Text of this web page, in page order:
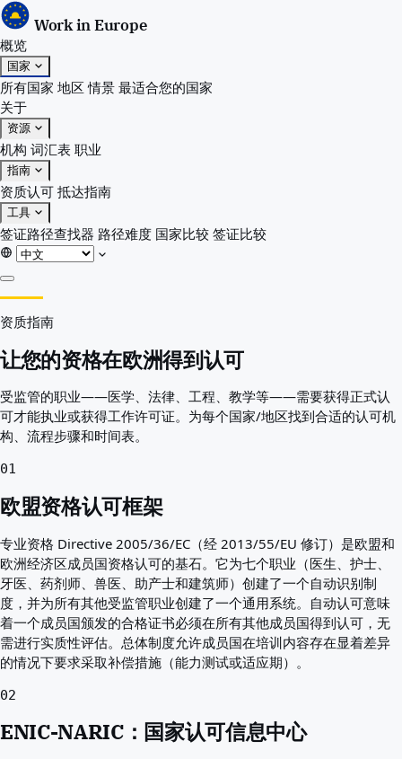
Work in Europe
概览
国家
所有国家 地区情景 最适合您的国家
关于
资源
机构 词汇表 职业
指南
资质认可 抵达指南
工具
签证路径查找器 路径难度 国家比较 签证比较
国家
所有国家
地区
情景
最适合您的国家
关于
资源
职业
资质认可
抵达指南
工具
签证路径查找器
路径难度
国家比较
签证比较
资质指南
让您的资格在欧洲得到认可
受监管的职业——医学、法律、工程、教学等——需要获得正式认
可才能执业或获得工作许可证。为每个国家/地区找到合适的认可机
构、流程步骤和时间表。
01
欧盟资格认可框架
专业资格 Directive 2005/36/EC（经 2013/55/EU 修订）是欧盟和
欧洲经济区成员国资格认可的基石。它为七个职业（医生、护士、
牙医、药剂师、兽医、助产士和建筑师）创建了一个自动识别制
度，并为所有其他受监管职业创建了一个通用系统。自动认可意味
着一个成员国颁发的合格证书必须在所有其他成员国得到认可，无
需进行实质性评估。总体制度允许成员国在培训内容存在显着差异
的情况下要求采取补偿措施（能力测试或适应期）。
02
ENIC-NARIC：国家认可信息中心